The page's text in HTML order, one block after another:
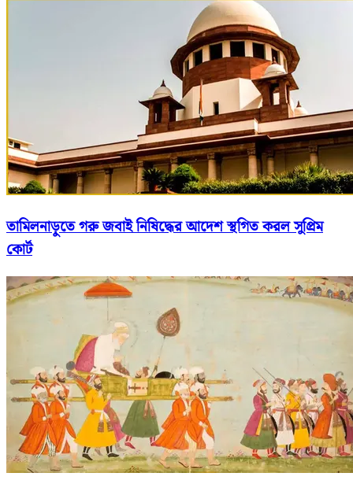
তামিলনাড়ুতে গরু জবাই নিষিদ্ধের আদেশ স্থগিত করল সুপ্রিম
কোর্ট